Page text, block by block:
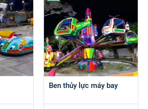
Ben thủy lực máy bay